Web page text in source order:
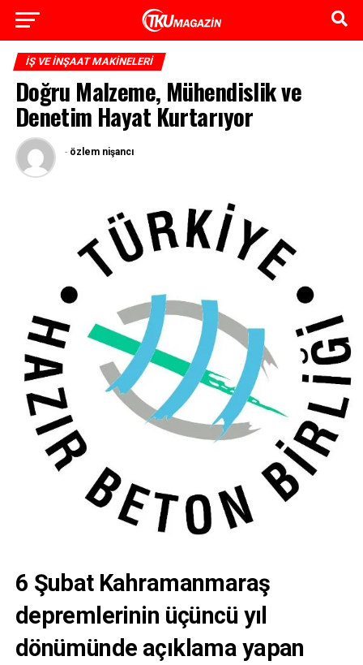
İŞ VE İNŞAAT MAKINELERI
Doğru Malzeme, Mühendislik ve
Denetim Hayat Kurtarıyor
- özlem nişancı
6 Şubat Kahramanmaraş
depremlerinin üçüncü yıl
dönümünde açıklama yapan